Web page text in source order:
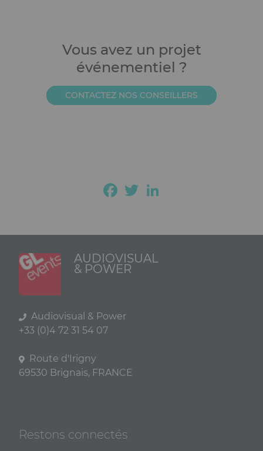
Vous avez un projet
événementiel ?
CONTACTEZ NOS CONSEILLERS
Facebook
Twitter
AUDIOVISUAL
& POWER
Audiovisual & Power
+33 (0)4 72 31 54 07
Route d'Irigny
69530 Brignais, FRANCE
Restons connectés